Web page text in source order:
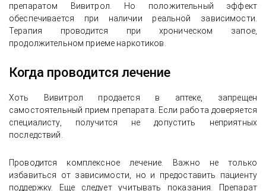
препаратом Вивитрол. Но положительный эффект
обеспечивается при наличии реальной зависимости.
Терапия проводится при хроническом запое,
продолжительном приеме наркотиков.
Когда проводится лечение
Хоть Вивитрол продается в аптеке, запрещен
самостоятельный прием препарата. Если работа доверяется
специалисту, получится не допустить неприятных
последствий.
Проводится комплексное лечение. Важно не только
избавиться от зависимости, но и предоставить пациенту
поддержку. Еще следует учитывать показания. Препарат